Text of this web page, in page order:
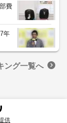
費
年
ング一覧へ
供